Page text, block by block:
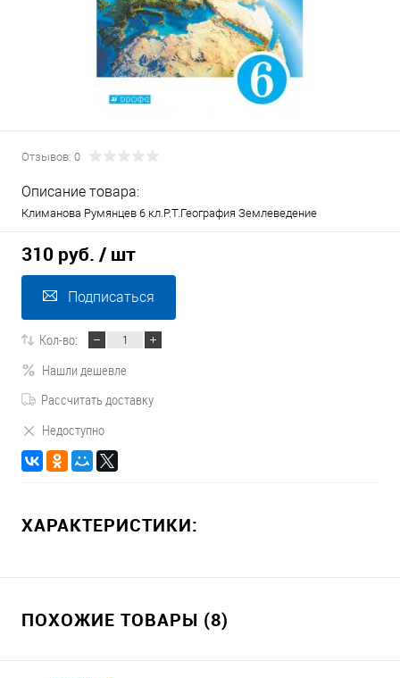
Отзывов: 0
Описание товара:
Климанова Румянцев 6 кл.Р.Т.География Землеведение
310 руб. / шт
Подписаться
Кол-во:
Нашли дешевле
Рассчитать доставку
Недоступно
ХАРАКТЕРИСТИКИ:
ПОХОЖИЕ ТОВАРЫ (8)